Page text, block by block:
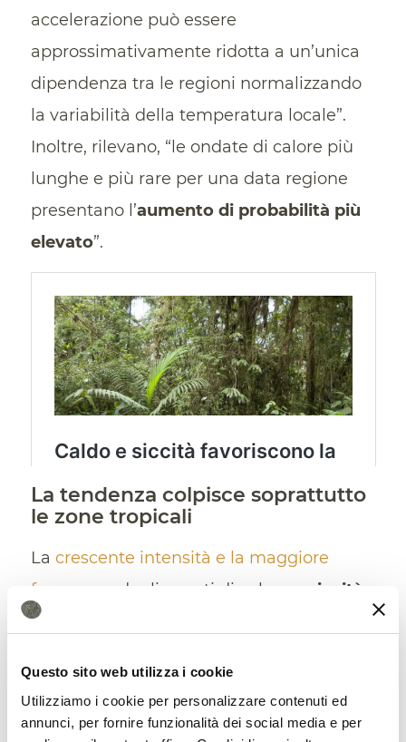
Questo sito web utilizza i cookie
Utilizziamo i cookie per personalizzare contenuti ed
annunci, per fornire funzionalità dei social media e per
accelerazione può essere
approssimativamente ridotta a un’unica
dipendenza tra le regioni normalizzando
la variabilità della temperatura locale”.
Inoltre, rilevano, “le ondate di calore più
lunghe e più rare per una data regione
presentano l’aumento di probabilità più
elevato”.
La tendenza colpisce soprattutto
le zone tropicali
La crescente intensità e la maggiore
frequenza
degli eventi di calore e siccità
come conseguenza del cambiamento
specifiche che non erano ancora state